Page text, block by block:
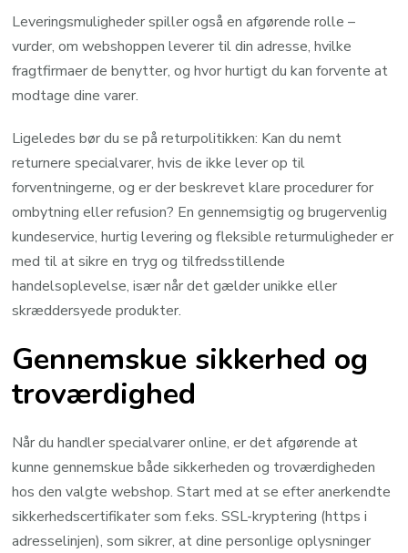
Leveringsmuligheder spiller også en afgørende rolle –
vurder, om webshoppen leverer til din adresse, hvilke
fragtfirmaer de benytter, og hvor hurtigt du kan forvente at
modtage dine varer.
Ligeledes bør du se på returpolitikken: Kan du nemt
returnere specialvarer, hvis de ikke lever op til
forventningerne, og er der beskrevet klare procedurer for
ombytning eller refusion? En gennemsigtig og brugervenlig
kundeservice, hurtig levering og fleksible returmuligheder er
med til at sikre en tryg og tilfredsstillende
handelsoplevelse, især når det gælder unikke eller
skræddersyede produkter.
Gennemskue sikkerhed og
troværdighed
Når du handler specialvarer online, er det afgørende at
kunne gennemskue både sikkerheden og troværdigheden
hos den valgte webshop. Start med at se efter anerkendte
sikkerhedscertifikater som f.eks. SSL-kryptering (https i
adresselinjen), som sikrer, at dine personlige oplysninger